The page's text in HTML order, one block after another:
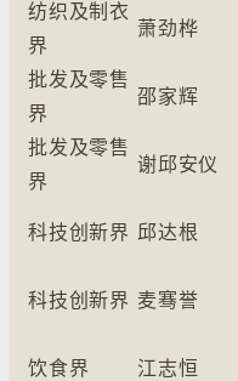
纺织及制衣
界
萧劲桦
批发及零售
界
邵家辉
批发及零售
界
谢邱安仪
科技创新界 邱达根
科技创新界 麦骞誉
饮食界 江志恒